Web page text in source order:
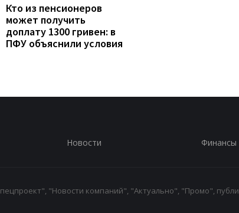
Кто из пенсионеров
может получить
доплату 1300 гривен: в
ПФУ объяснили условия
Новости Финансы
"Новости компаний", "Актуально", "Промо",